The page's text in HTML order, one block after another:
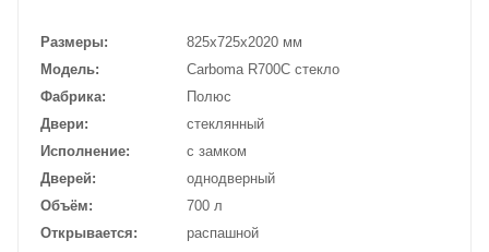
Размеры
825х725х2020 мм
Модель
Carboma R700С стекло
Фабрика
Полюс
Двери
стеклянный
Исполнение
с замком
Дверей
однодверный
Объём
700 л
Открывается
распашной